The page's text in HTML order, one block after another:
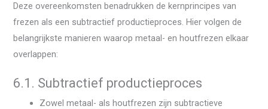
Deze overeenkomsten benadrukken de kernprincipes van
frezen als een subtractief productieproces. Hier volgen de
belangrijkste manieren waarop metaal- en houtfrezen elkaar
overlappen:
6.1. Subtractief productieproces
Zowel metaal- als houtfrezen zijn subtractieve